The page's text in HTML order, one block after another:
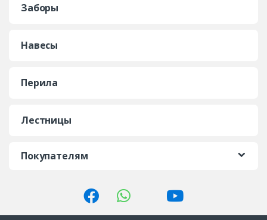
Заборы
Навесы
Перила
Лестницы
Покупателям